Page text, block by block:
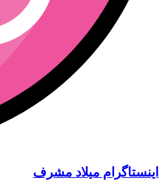
اینستاگرام میلاد مشرف